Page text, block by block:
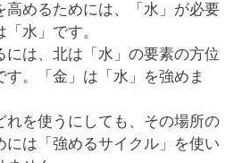
高めるためには、「水」が必要
水」です。
には、北は「水」の要素の方位
。「金」は「水」を強めま
れを使うにしても、その場所の
には「強めるサイクル」を使い